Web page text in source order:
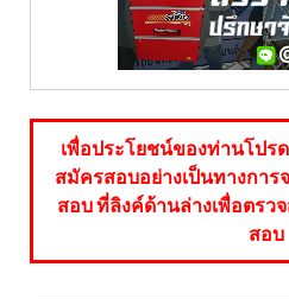
เพื่อประโยชน์ของท่านโปร
สมัครสอบอย่างเป็นทางกา
สอบ ที่ลิงค์ด้านล่างเพื่อตร
สอบ